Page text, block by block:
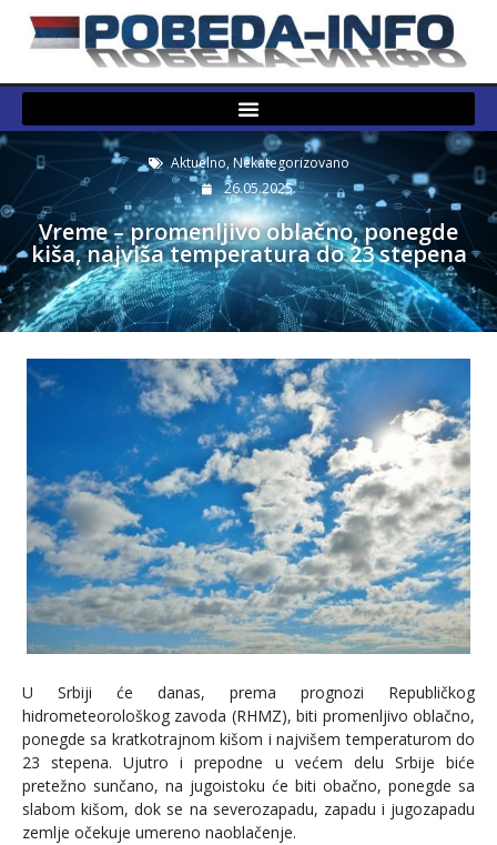
Aktuelno,Nekategorizovano
26.05.2025.
Vreme – promenljivo oblačno, ponegde
kiša, najviša temperatura do 23 stepena
U Srbiji će danas, prema prognozi Republičkog
hidrometeorološkog zavoda (RHMZ), biti promenljivo oblačno,
ponegde sa kratkotrajnom kišom i najvišem temperaturom do
23 stepena. Ujutro i prepodne u većem delu Srbije biće
pretežno sunčano, na jugoistoku će biti obačno, ponegde sa
slabom kišom, dok se na severozapadu, zapadu i jugozapadu
zemlje očekuje umereno naoblačenje.